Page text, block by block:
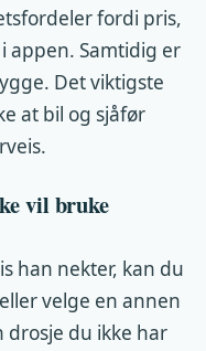
fordi pris,
appen. Samtidig er
Det viktigste
at bil og sjåfør
vil bruke
han nekter, kan du
velge en annen
drosje du ikke har